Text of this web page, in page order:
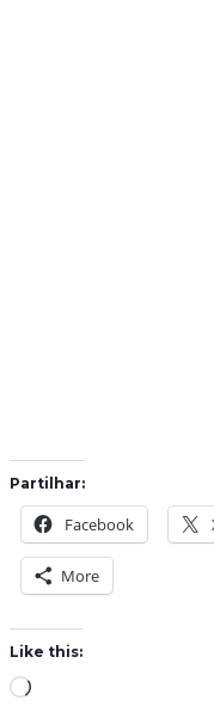
Partilhar:
Facebook
More
Like this:
L